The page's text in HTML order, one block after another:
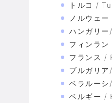
トルコ /
ノルウェ
ハンガリ
フィンラ
フランス /
ブルガリ
ベラルー
ベルギー /